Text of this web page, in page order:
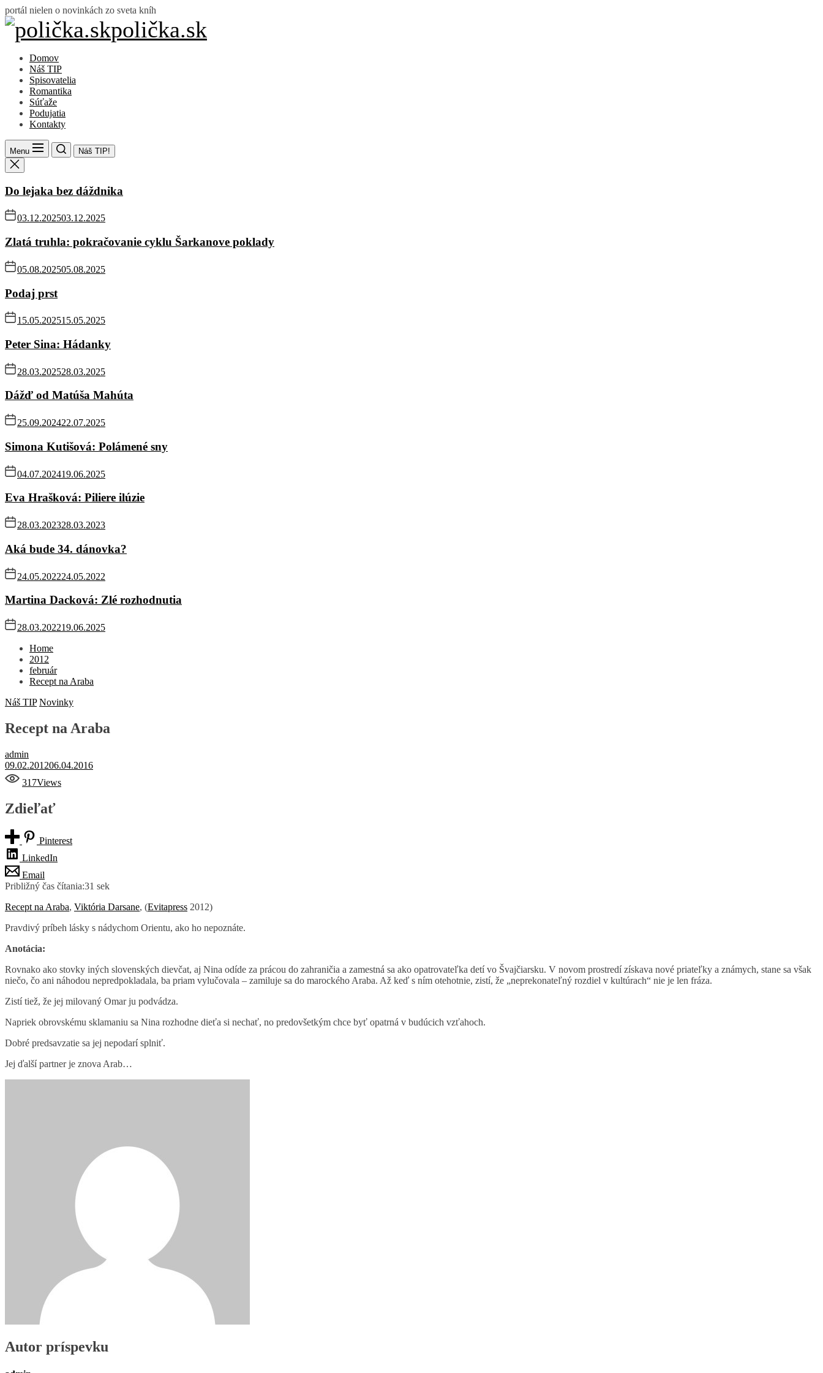
Skip
to
content
portál nielen o novinkách zo sveta kníh
polička.sk
polička.sk
Domov
Náš TIP
Spisovatelia
Romantika
Súťaže
Podujatia
Kontakty
Menu Náš TIP!
Do lejaka bez dáždnika
03.12.202503.12.2025
Zlatá truhla: pokračovanie cyklu Šarkanove poklady
05.08.202505.08.2025
Podaj prst
15.05.202515.05.2025
Peter Sina: Hádanky
28.03.202528.03.2025
Dážď od Matúša Mahúta
25.09.202422.07.2025
Simona Kutišová: Polámené sny
04.07.202419.06.2025
Eva Hrašková: Piliere ilúzie
28.03.202328.03.2023
Aká bude 34. dánovka?
24.05.202224.05.2022
Martina Dacková: Zlé rozhodnutia
28.03.202219.06.2025
Home
2012
február
Recept na Araba
Náš TIP Novinky
Recept na Araba
admin
09.02.201206.04.2016
317Views
Zdieľať
Pinterest
LinkedIn
Email
Približný čas čítania:31 sek
Recept na Araba, Viktória Darsane, (Evitapress 2012)
Pravdivý príbeh lásky s nádychom Orientu, ako ho nepoznáte.
Anotácia:
Rovnako ako stovky iných slovenských dievčat, aj Nina odíde za prácou do zahraničia a zamestná sa ako opatrovateľka detí vo Švajčiarsku. V novom prostredí získava nové priateľky a známych, stane sa však
niečo, čo ani náhodou nepredpokladala, ba priam vylučovala – zamiluje sa do marockého Araba. Až keď s ním otehotnie, zistí, že „neprekonateľný rozdiel v kultúrach“ nie je len fráza.
Zistí tiež, že jej milovaný Omar ju podvádza.
Napriek obrovskému sklamaniu sa Nina rozhodne dieťa si nechať, no predovšetkým chce byť opatrná v budúcich vzťahoch.
Dobré predsavzatie sa jej nepodarí splniť.
Jej ďalší partner je znova Arab…
Autor príspevku